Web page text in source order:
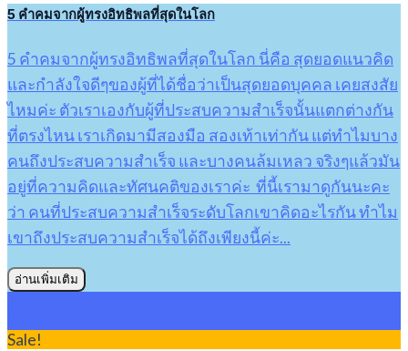
5 คำคมจากผู้ทรงอิทธิพลที่สุดในโลก
5 คำคมจากผู้ทรงอิทธิพลที่สุดในโลก นี่คือ สุดยอดแนวคิด
และกำลังใจดีๆของผู้ที่ได้ชื่อว่าเป็นสุดยอดบุคคล เคยสงสัย
ไหมค่ะ ตัวเราเองกับผู้ที่ประสบความสำเร็จนั้นแตกต่างกัน
ที่ตรงไหน เราเกิดมามีสองมือ สองเท้าเท่ากัน แต่ทำไมบาง
คนถึงประสบความสำเร็จ และบางคนล้มเหลว จริงๆแล้วมัน
อยู่ที่ความคิดและทัศนคติของเราค่ะ ที่นี้เรามาดูกันนะคะ
ว่า คนที่ประสบความสำเร็จระดับโลกเขาคิดอะไรกัน ทำไม
เขาถึงประสบความสำเร็จได้ถึงเพียงนี้ค่ะ...
อ่านเพิ่มเติม
Sale!